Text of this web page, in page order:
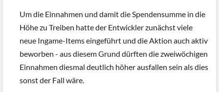
Um die Einnahmen und damit die Spendensumme in die
Höhe zu Treiben hatte der Entwickler zunächst viele
neue Ingame-Items eingeführt und die Aktion auch aktiv
beworben - aus diesem Grund dürften die zweiwöchigen
Einnahmen diesmal deutlich höher ausfallen sein als dies
sonst der Fall wäre.